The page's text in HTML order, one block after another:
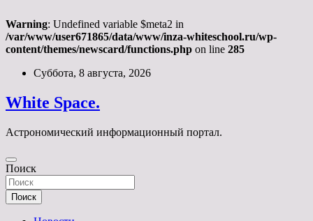
Warning: Undefined variable $meta2 in
/var/www/user671865/data/www/inza-whiteschool.ru/wp-
content/themes/newscard/functions.php on line 285
Перейти
содержимому
Суббота, 8 августа, 2026
White Space.
Астрономический информационный портал.
Поиск
Поиск